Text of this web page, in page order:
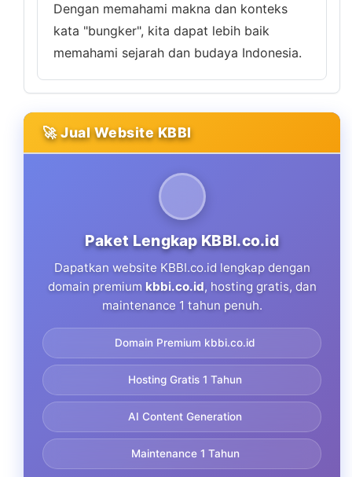
Dengan memahami makna dan konteks
kata "bungker", kita dapat lebih baik
memahami sejarah dan budaya Indonesia.
🚀 Jual Website KBBI
Paket Lengkap KBBI.co.id
Dapatkan website KBBI.co.id lengkap dengan
domain premium kbbi.co.id, hosting gratis, dan
maintenance 1 tahun penuh.
Domain Premium kbbi.co.id
Hosting Gratis 1 Tahun
AI Content Generation
Maintenance 1 Tahun